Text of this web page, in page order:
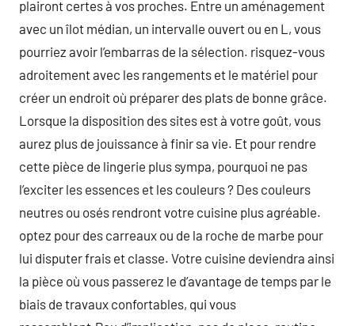
plairont certes à vos proches. Entre un aménagement
avec un îlot médian, un intervalle ouvert ou en L, vous
pourriez avoir l’embarras de la sélection. risquez-vous
adroitement avec les rangements et le matériel pour
créer un endroit où préparer des plats de bonne grâce.
Lorsque la disposition des sites est à votre goût, vous
aurez plus de jouissance à finir sa vie. Et pour rendre
cette pièce de lingerie plus sympa, pourquoi ne pas
l’exciter les essences et les couleurs ? Des couleurs
neutres ou osés rendront votre cuisine plus agréable.
optez pour des carreaux ou de la roche de marbe pour
lui disputer frais et classe. Votre cuisine deviendra ainsi
la pièce où vous passerez le d’avantage de temps par le
biais de travaux confortables, qui vous